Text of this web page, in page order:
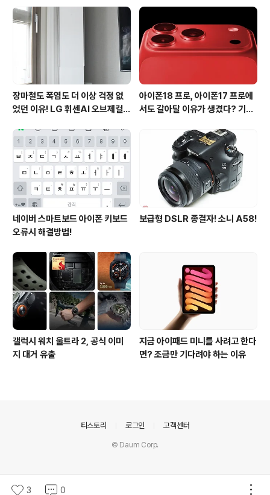
장마철도 폭염도 더 이상 걱정 없
었던 이유! LG 휘센AI 오브제컬렉
아이폰18 프로, 아이폰17 프로에
서도 갈아탈 이유가 생겼다? 기대
네이버 스마트보드 아이폰 키보드
오류시 해결방법!
보급형 DSLR 종결자! 소니 A58!
갤럭시 워치 울트라 2, 공식 이미
지 대거 유출
지금 아이패드 미니를 사려고 한다
면? 조금만 기다려야 하는 이유
3 0
티스토리 로그인 고객센터
© Daum Corp.